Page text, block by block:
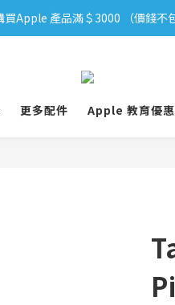
iPhone 17 系列新登場！立即訂購
Apple 產品滿＄3000 （價錢不
更多配件 Apple 教育優